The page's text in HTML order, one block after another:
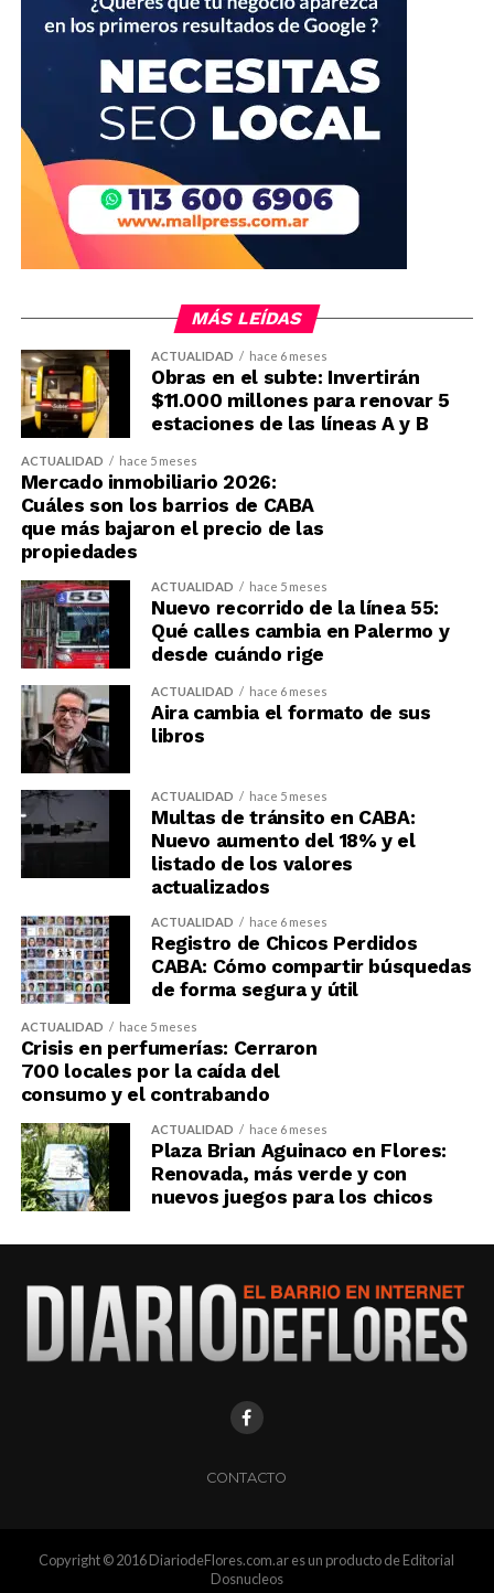
MÁS LEÍDAS
ACTUALIDAD hace 6 meses
Obras en el subte: Invertirán
$11.000 millones para renovar 5
estaciones de las líneas A y B
ACTUALIDAD hace 5 meses
Mercado inmobiliario 2026:
Cuáles son los barrios de CABA
que más bajaron el precio de las
propiedades
ACTUALIDAD hace 5 meses
Nuevo recorrido de la línea 55:
Qué calles cambia en Palermo y
desde cuándo rige
ACTUALIDAD hace 6 meses
Aira cambia el formato de sus
libros
ACTUALIDAD hace 5 meses
Multas de tránsito en CABA:
Nuevo aumento del 18% y el
listado de los valores
actualizados
ACTUALIDAD hace 6 meses
Registro de Chicos Perdidos
CABA: Cómo compartir búsquedas
de forma segura y útil
ACTUALIDAD hace 5 meses
Crisis en perfumerías: Cerraron
700 locales por la caída del
consumo y el contrabando
ACTUALIDAD hace 6 meses
Plaza Brian Aguinaco en Flores:
Renovada, más verde y con
nuevos juegos para los chicos
CONTACTO
Copyright © 2016 DiariodeFlores.com.ar es un producto de Editorial
Dosnucleos